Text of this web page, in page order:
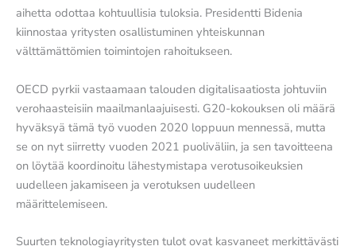
aihetta odottaa kohtuullisia tuloksia. Presidentti Bidenia
kiinnostaa yritysten osallistuminen yhteiskunnan
välttämättömien toimintojen rahoitukseen.
OECD pyrkii vastaamaan talouden digitalisaatiosta johtuviin
verohaasteisiin maailmanlaajuisesti. G20-kokouksen oli määrä
hyväksyä tämä työ vuoden 2020 loppuun mennessä, mutta
se on nyt siirretty vuoden 2021 puoliväliin, ja sen tavoitteena
on löytää koordinoitu lähestymistapa verotusoikeuksien
uudelleen jakamiseen ja verotuksen uudelleen
määrittelemiseen.
Suurten teknologiayritysten tulot ovat kasvaneet merkittävästi